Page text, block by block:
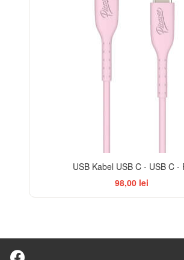
USB Kabel USB C - USB C -
98,00 lei